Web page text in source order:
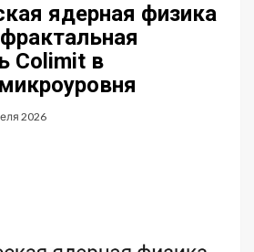
ядерная физика
Colimit в
2026